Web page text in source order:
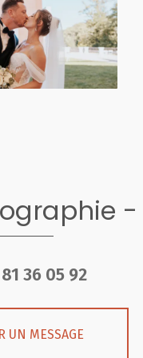
36 05 92
UN MESSAGE